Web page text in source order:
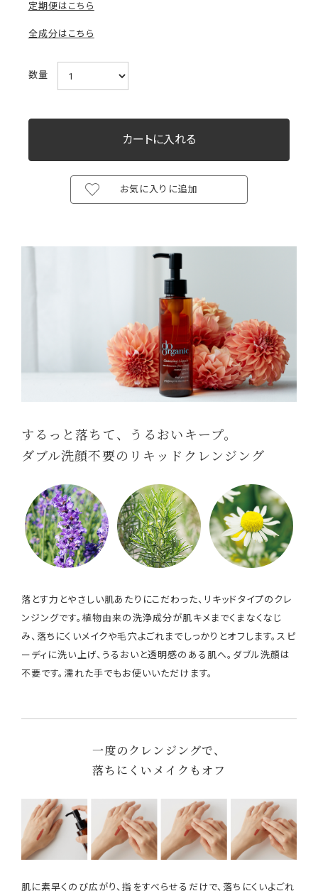
定期便はこちら
全成分はこちら
数量
お気に入りに追加
するっと落ちて、うるおいキープ。
ダブル洗顔不要のリキッドクレンジング
落とす力とやさしい肌あたりにこだわった、リキッドタイプのクレ
ンジングです。植物由来の洗浄成分が肌キメまでくまなくなじ
み、落ちにくいメイクや毛穴よごれまでしっかりとオフします。スピ
ーディに洗い上げ、うるおいと透明感のある肌へ。ダブル洗顔は
不要です。濡れた手でもお使いいただけます。
一度のクレンジングで、
落ちにくいメイクもオフ
肌に素早くのび広がり、指をすべらせるだけで、落ちにくいよごれ